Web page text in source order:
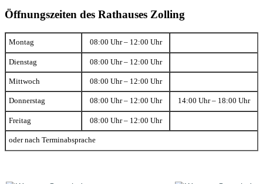
Öffnungszeiten des Rathauses Zolling
Montag 08:00 Uhr – 12:00 Uhr
Dienstag 08:00 Uhr – 12:00 Uhr
Mittwoch 08:00 Uhr – 12:00 Uhr
Donnerstag 08:00 Uhr – 12:00 Uhr 14:00 Uhr – 18:00 Uhr
Freitag 08:00 Uhr – 12:00 Uhr
oder nach Terminabsprache